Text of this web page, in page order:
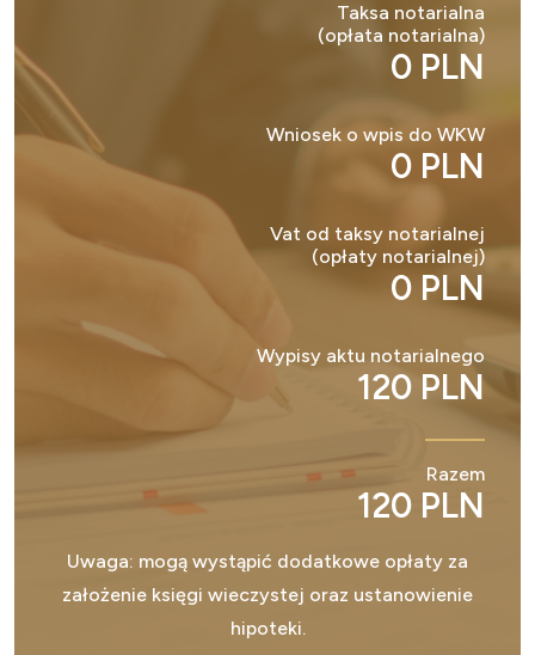
Taksa notarialna
(opłata notarialna)
0 PLN
Wniosek o wpis do WKW
0 PLN
Vat od taksy notarialnej
(opłaty notarialnej)
0 PLN
Wypisy aktu notarialnego
120 PLN
Razem
120 PLN
Uwaga: mogą wystąpić dodatkowe opłaty za
założenie księgi wieczystej oraz ustanowienie
hipoteki.